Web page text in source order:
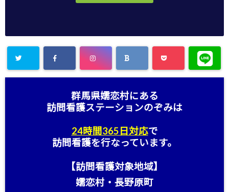
群馬県嬬恋村にある
訪問看護ステーションのぞみは
24時間365日対応で
訪問看護を行なっています。
【訪問看護対象地域】
嬬恋村・長野原町